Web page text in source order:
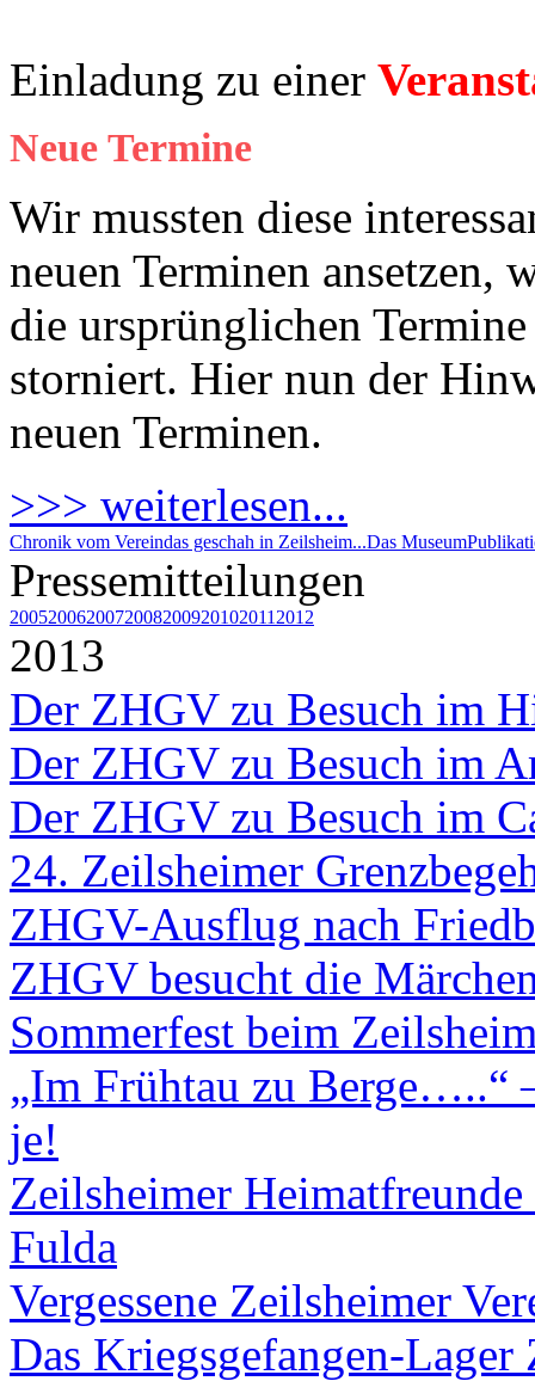
Einladung zu einer
Neue Termine
Wir mussten diese
neuen Terminen ansetzen,
die ursprünglichen
storniert. Hier nun der
neuen Terminen.
>>> weiterlesen...
Chronik vom Vereindas geschah in Zeilsheim...Das Museum
Pressemitteilungen
2005200620072008200920102011 2012
2013
Der ZHGV zu Besuch im
Der ZHGV zu Besuch im
Der ZHGV zu Besuch im
24. Zeilsheimer
ZHGV-Ausflug nach
ZHGV besucht die
Sommerfest beim
„Im Frühtau zu Berge…..“
je!
Zeilsheimer Heimatfreunde
Fulda
Vergessene Zeilsheimer
Das Kriegsgefangen-Lager